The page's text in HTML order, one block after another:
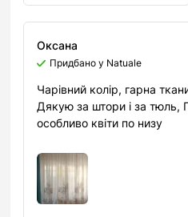
Оксана
Придбано у Natuale
Чарівний колір, гарна
Дякую за штори і за
особливо квіти по низу